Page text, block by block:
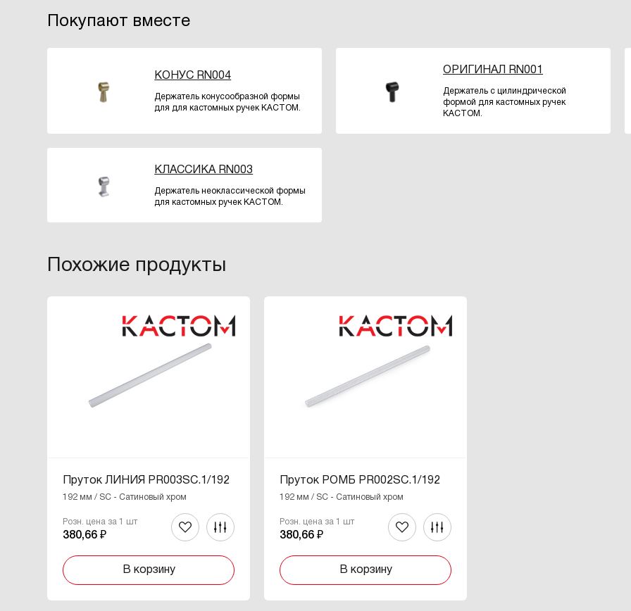
Покупают вместе
КОНУС RN004
Держатель конусообразной формы
для для кастомных ручек КАСТОМ.
ОРИГИНАЛ RN001
Держатель с цилиндрической
формой для кастомных ручек
КАСТОМ.
КЛАССИКА RN003
Держатель неоклассической формы
для кастомных ручек КАСТОМ.
Похожие продукты
Пруток ЛИНИЯ PR003SC.1/192
192 мм / SC - Сатиновый хром
Розн. цена за 1 шт
380,66 ₽
В корзину
Пруток РОМБ PR002SC.1/192
192 мм / SC - Сатиновый хром
Розн. цена за 1 шт
380,66 ₽
В корзину